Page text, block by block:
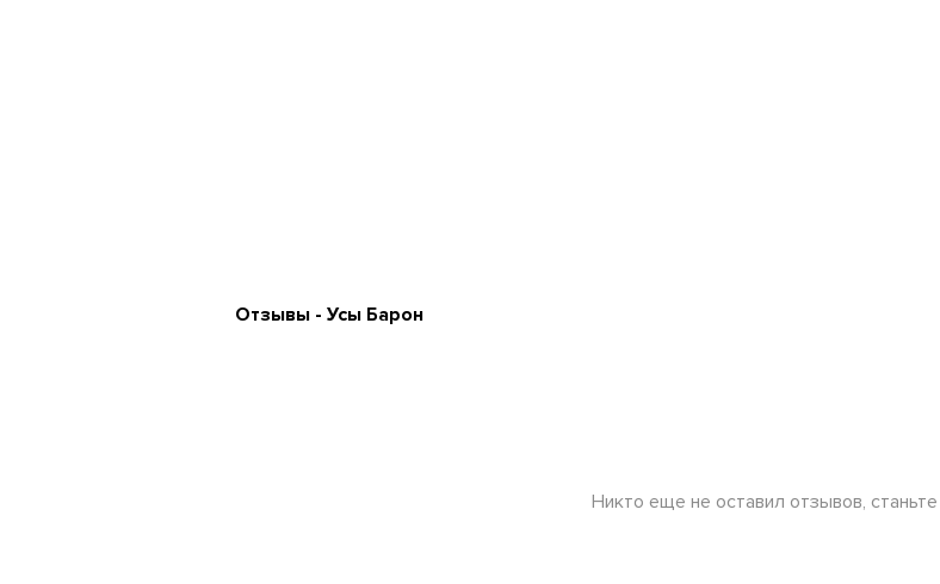
Отзывы - Усы Барон
Никто еще не оставил отзывов,